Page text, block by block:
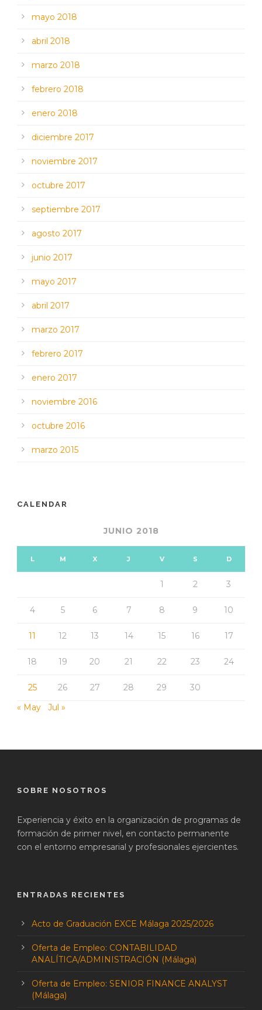
mayo 2018
abril 2018
marzo 2018
febrero 2018
enero 2018
diciembre 2017
noviembre 2017
octubre 2017
septiembre 2017
agosto 2017
junio 2017
mayo 2017
abril 2017
marzo 2017
febrero 2017
enero 2017
noviembre 2016
octubre 2016
marzo 2015
CALENDAR
JUNIO 2018
L M X J V S D
1 2 3
4 5 6 7 8 9 10
11 12 13 14 15 16 17
18 19 20 21 22 23 24
25 26 27 28 29
30
« May
Jul »
SOBRE NOSOTROS
Experiencia y éxito en la organización de programas de
formación de primer nivel, en contacto permanente
con el entorno empresarial y profesionales ejercientes.
ENTRADAS RECIENTES
Acto de Graduación EXCE Málaga 2025/2026
Oferta de Empleo: CONTABILIDAD
ANALÍTICA/ADMINISTRACIÓN (Málaga)
Oferta de Empleo: SENIOR FINANCE ANALYST
(Málaga)